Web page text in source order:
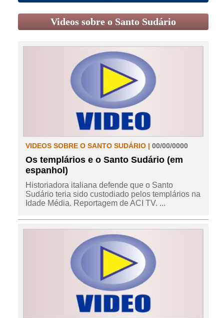
Videos sobre o Santo Sudário
VIDEOS SOBRE O SANTO SUDÁRIO | 00/00/0000
Os templários e o Santo Sudário (em
espanhol)
Historiadora italiana defende que o Santo
Sudário teria sido custodiado pelos templários na
Idade Média. Reportagem de ACI TV. ...